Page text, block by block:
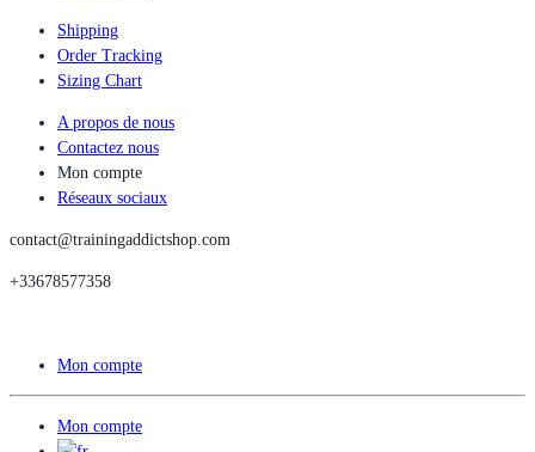
Shipping
Order Tracking
Sizing Chart
A propos de nous
Contactez nous
Mon compte
Réseaux sociaux
contact@trainingaddictshop.com
+33678577358
Mon compte
Mon compte